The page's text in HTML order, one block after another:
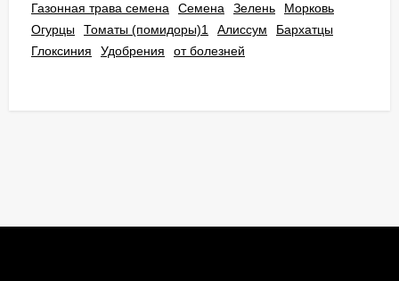
Газонная трава семена
Семена Зелень
Морковь
Огурцы
Томаты (помидоры)1 Алиссум
Бархатцы
Глоксиния
Удобрения от болезней